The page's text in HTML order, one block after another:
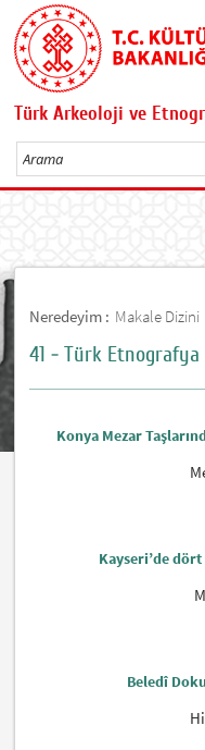
Türk Arkeoloji ve
Neredeyim : Makale Dizini
41 - Türk Etnografya
Konya Mezar
Kayseri’de dört
Beledî